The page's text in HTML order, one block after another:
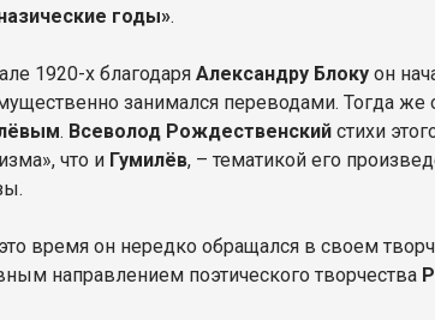
годы».
1920-х благодаряАлександру Блоку он
занимался переводами. Тогда
. Всеволод Рождественский стихи
что и Гумилёв, – тематикой его
время он нередко обращался в своем
направлением поэтического творчества